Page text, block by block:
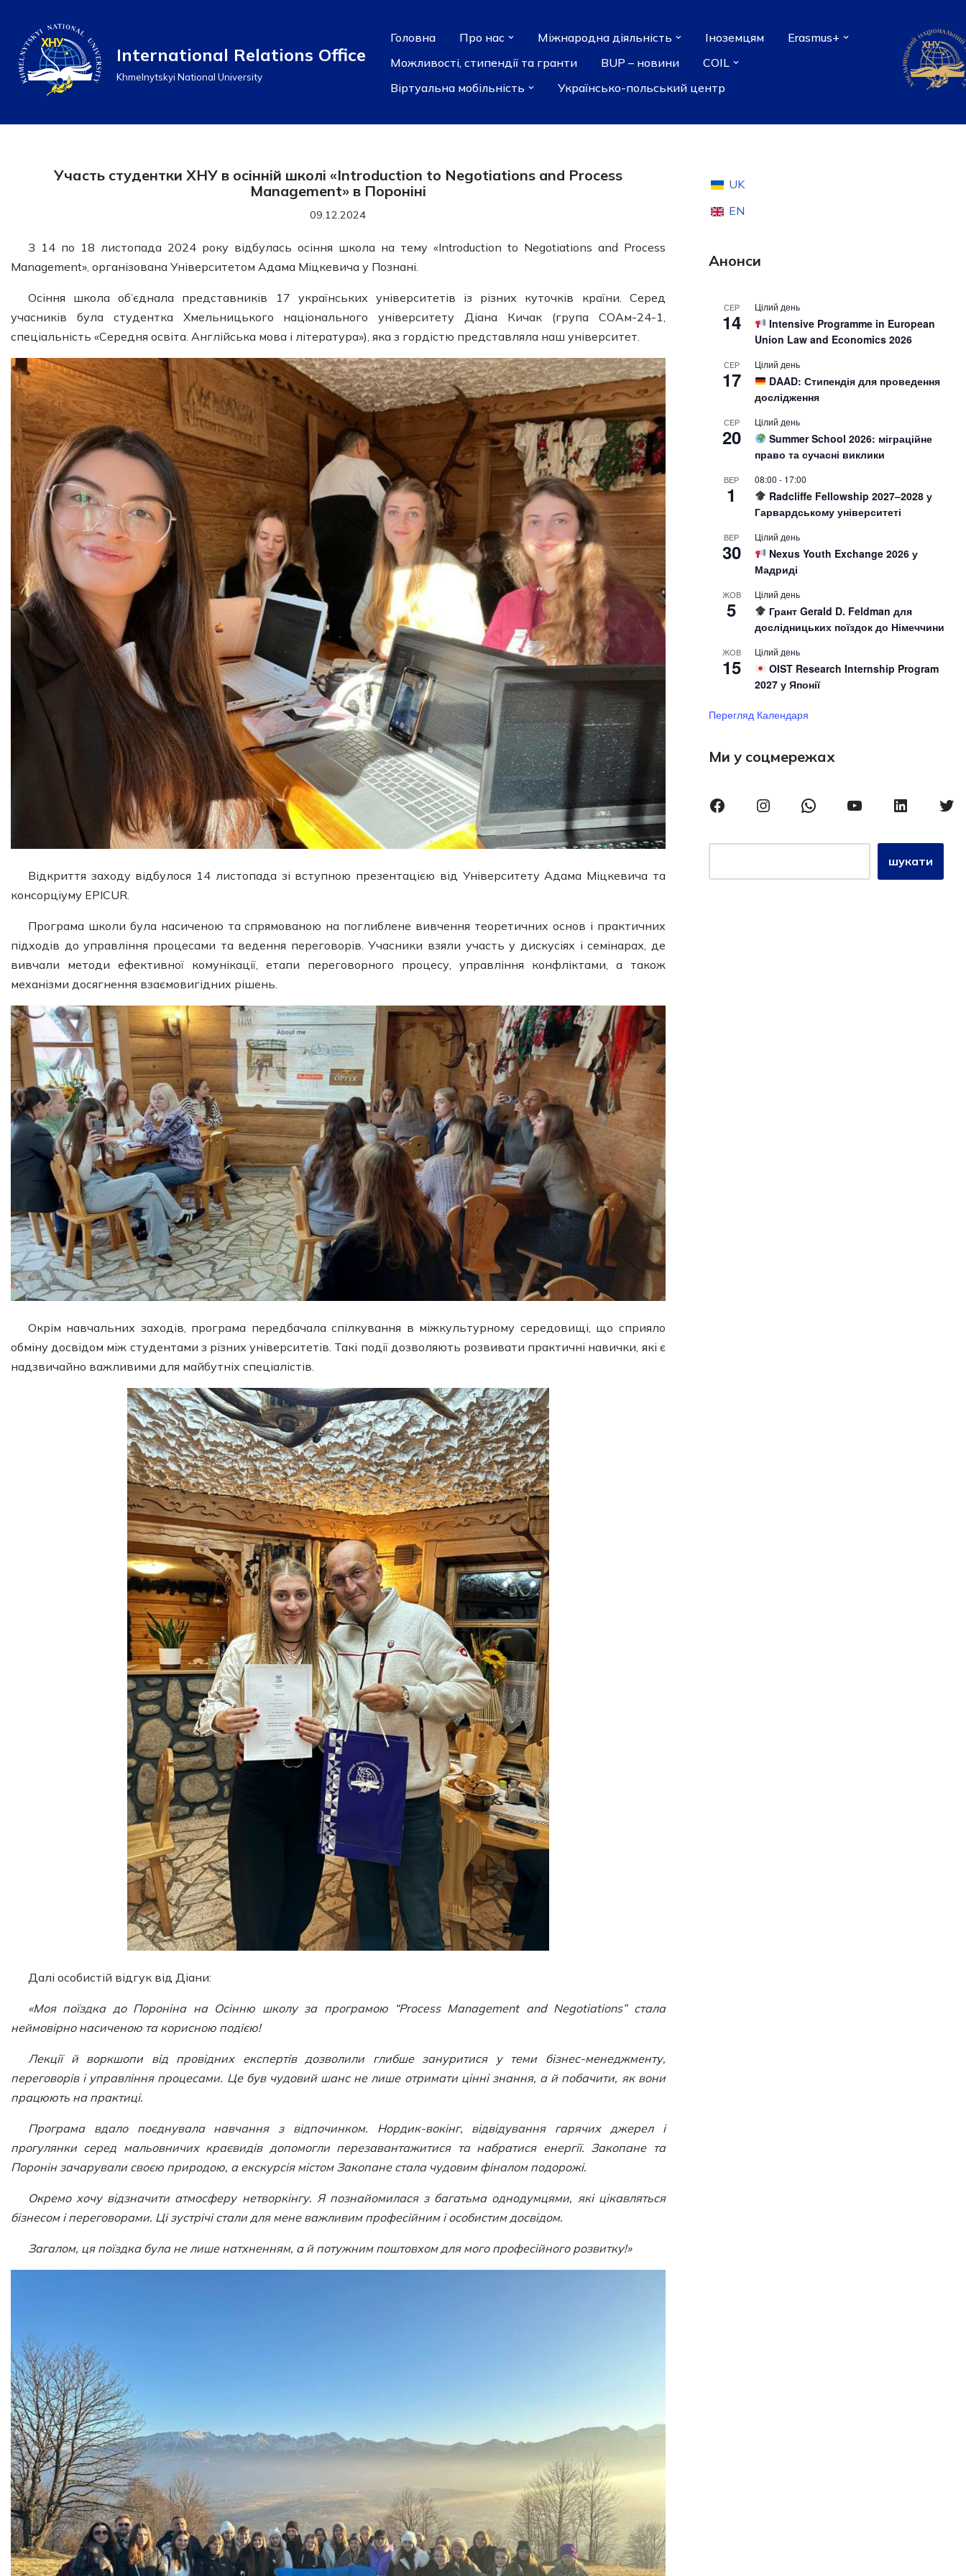
Перейти
до
вмісту
International Relations Office
Khmelnytskyi National University
Головна Про нас Міжнародна діяльність Іноземцям
Erasmus+
Можливості, стипендії та гранти
BUP – новини
COIL
Віртуальна мобільність
Українсько-польський центр
Участь студентки ХНУ в осінній школі «Introduction to Negotiations and Process
Management» в Пороніні
09.12.2024
З 14 по 18 листопада 2024 року відбулась осіння школа на тему «Introduction to Negotiations and Process
Management», організована Університетом Адама Міцкевича у Познані.
Осіння школа об’єднала представників 17 українських університетів із різних куточків країни. Серед
учасників була студентка Хмельницького національного університету Діана Кичак (група СОАм-24-1,
спеціальність «Середня освіта. Англійська мова і література»), яка з гордістю представляла наш університет.
Відкриття заходу відбулося 14 листопада зі вступною презентацією від Університету Адама Міцкевича та
консорціуму EPICUR.
Програма школи була насиченою та спрямованою на поглиблене вивчення теоретичних основ і практичних
підходів до управління процесами та ведення переговорів. Учасники взяли участь у дискусіях і семінарах, де
вивчали методи ефективної комунікації, етапи переговорного процесу, управління конфліктами, а також
механізми досягнення взаємовигідних рішень.
Окрім навчальних заходів, програма передбачала спілкування в міжкультурному середовищі, що сприяло
обміну досвідом між студентами з різних університетів. Такі події дозволяють розвивати практичні навички, які є
надзвичайно важливими для майбутніх спеціалістів.
Далі особистій відгук від Діани:
«Моя поїздка до Пороніна на Осінню школу за програмою “Process Management and Negotiations” стала
неймовірно насиченою та корисною подією!
Лекції й воркшопи від провідних експертів дозволили глибше зануритися у теми бізнес-менеджменту,
переговорів і управління процесами. Це був чудовий шанс не лише отримати цінні знання, а й побачити, як вони
працюють на практиці.
Програма вдало поєднувала навчання з відпочинком. Нордик-вокінг, відвідування гарячих джерел і
прогулянки серед мальовничих краєвидів допомогли перезавантажитися та набратися енергії. Закопане та
Поронін зачарували своєю природою, а екскурсія містом Закопане стала чудовим фіналом подорожі.
Окремо хочу відзначити атмосферу нетворкінгу. Я познайомилася з багатьма однодумцями, які цікавляться
бізнесом і переговорами. Ці зустрічі стали для мене важливим професійним і особистим досвідом.
Загалом, ця поїздка була не лише натхненням, а й потужним поштовхом для мого професійного розвитку!»
UK
EN
Анонси
СЕР
14
Цілий день
Intensive Programme in European
Union Law and Economics 2026
СЕР
17
Цілий день
DAAD: Стипендія для проведення
дослідження
СЕР
20
Цілий день
Summer School 2026: міграційне
право та сучасні виклики
ВЕР
1
08:00 - 17:00
Radcliffe Fellowship 2027–2028 у
Гарвардському університеті
ВЕР
30
Цілий день
Nexus Youth Exchange 2026 у
Мадриді
ЖОВ
5
Цілий день
Грант Gerald D. Feldman для
дослідницьких поїздок до Німеччини
ЖОВ
15
Цілий день
OIST Research Internship Program
2027 у Японії
Перегляд Календаря
Ми у соцмережах
шукати